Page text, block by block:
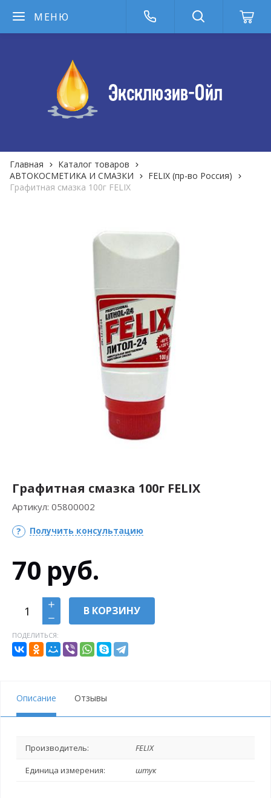
МЕНЮ
Главная
Каталог товаров
АВТОКОСМЕТИКА И СМАЗКИ
FELIX (пр-во Россия)
Графитная смазка 100г FELIX
Графитная смазка 100г FELIX
Артикул: 05800002
Получить консультацию
70 руб.
В КОРЗИНУ
ПОДЕЛИТЬСЯ:
Описание Отзывы
Производитель: FELIX
Единица измерения: штук